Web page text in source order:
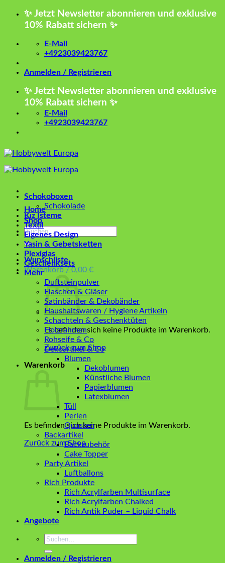
Zum
✨ Jetzt Newsletter abonnieren und exklusive
10% Rabatt sichern ✨
E-Mail
+4923039423767
Anmelden / Registrieren
✨ Jetzt Newsletter abonnieren und exklusive
10% Rabatt sichern ✨
E-Mail
+4923039423767
Home
Shop
Suchen
nach:
Wunschliste
Warenkorb / 0,00 €
Es befinden sich keine Produkte im Warenkorb.
Zurück zum Shop
Warenkorb
Es befinden sich keine Produkte im Warenkorb.
Zurück zum Shop
Schokoboxen
Schokolade
Kız İsteme
Textil
Eigenes Design
Yasin & Gebetsketten
Plexiglas
Geschenksets
Mehr
Duftsteinpulver
Flaschen & Gläser
Satinbänder & Dekobänder
Haushaltswaren / Hygiene Artikeln
Schachteln & Geschenktüten
Holzrahmen
Rohseife & Co
Dekoartikel & Co
Blumen
Dekoblumen
Künstliche Blumen
Papierblumen
Latexblumen
Tüll
Perlen
Quasten
Backartikel
Backzubehör
Cake Topper
Party Artikel
Luftballons
Rich Produkte
Rich Acrylfarben Multisurface
Rich Acrylfarben Chalked
Rich Antik Puder – Liquid Chalk
Angebote
Suchen
Anmelden / Registrieren